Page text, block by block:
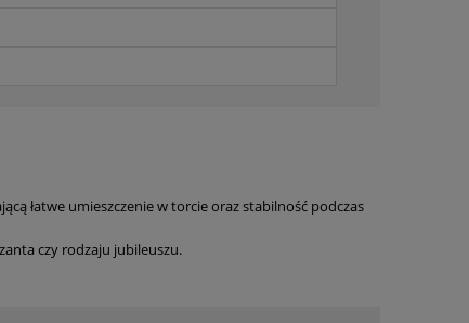
łatwe umieszczenie w torcie oraz stabilność podczas
czy rodzaju jubileuszu.